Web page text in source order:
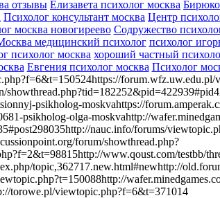
отзывы Елизавета психолог москва
Психолог консультант москва Центр
москва новогиреево Содружество
медицинский психолог психолог
психолог москва хороший частный
Евгения психолог москва Психолог
forum.wfz.uw.edu.pl/
psikholog-moskvahttps://
psikholog-olga-moskvahttp://
nauc.info/forums/
forum/showthread.php?
www.qoust.com/testbb/
topic,362717.new.html#newhttp://
torowe.pl/viewtopic.php?f=6&t=371014